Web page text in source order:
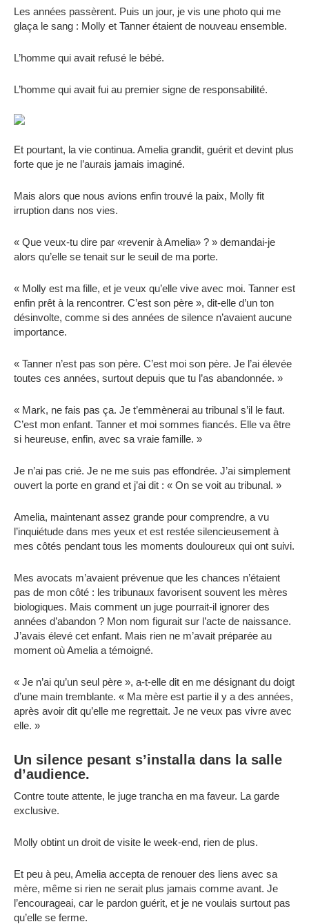
Les années passèrent. Puis un jour, je vis une photo qui me
glaça le sang : Molly et Tanner étaient de nouveau ensemble.
L’homme qui avait refusé le bébé.
L’homme qui avait fui au premier signe de responsabilité.
Et pourtant, la vie continua. Amelia grandit, guérit et devint plus
forte que je ne l’aurais jamais imaginé.
Mais alors que nous avions enfin trouvé la paix, Molly fit
irruption dans nos vies.
« Que veux-tu dire par «revenir à Amelia» ? » demandai-je
alors qu’elle se tenait sur le seuil de ma porte.
« Molly est ma fille, et je veux qu’elle vive avec moi. Tanner est
enfin prêt à la rencontrer. C’est son père », dit-elle d’un ton
désinvolte, comme si des années de silence n’avaient aucune
importance.
« Tanner n’est pas son père. C’est moi son père. Je l’ai élevée
toutes ces années, surtout depuis que tu l’as abandonnée. »
« Mark, ne fais pas ça. Je t’emmènerai au tribunal s’il le faut.
C’est mon enfant. Tanner et moi sommes fiancés. Elle va être
si heureuse, enfin, avec sa vraie famille. »
Je n’ai pas crié. Je ne me suis pas effondrée. J’ai simplement
ouvert la porte en grand et j’ai dit : « On se voit au tribunal. »
Amelia, maintenant assez grande pour comprendre, a vu
l’inquiétude dans mes yeux et est restée silencieusement à
mes côtés pendant tous les moments douloureux qui ont suivi.
Mes avocats m’avaient prévenue que les chances n’étaient
pas de mon côté : les tribunaux favorisent souvent les mères
biologiques. Mais comment un juge pourrait-il ignorer des
années d’abandon ? Mon nom figurait sur l’acte de naissance.
J’avais élevé cet enfant. Mais rien ne m’avait préparée au
moment où Amelia a témoigné.
« Je n’ai qu’un seul père », a-t-elle dit en me désignant du doigt
d’une main tremblante. « Ma mère est partie il y a des années,
après avoir dit qu’elle me regrettait. Je ne veux pas vivre avec
elle. »
Un silence pesant s’installa dans la salle
d’audience.
Contre toute attente, le juge trancha en ma faveur. La garde
exclusive.
Molly obtint un droit de visite le week-end, rien de plus.
Et peu à peu, Amelia accepta de renouer des liens avec sa
mère, même si rien ne serait plus jamais comme avant. Je
l’encourageai, car le pardon guérit, et je ne voulais surtout pas
qu’elle se ferme.